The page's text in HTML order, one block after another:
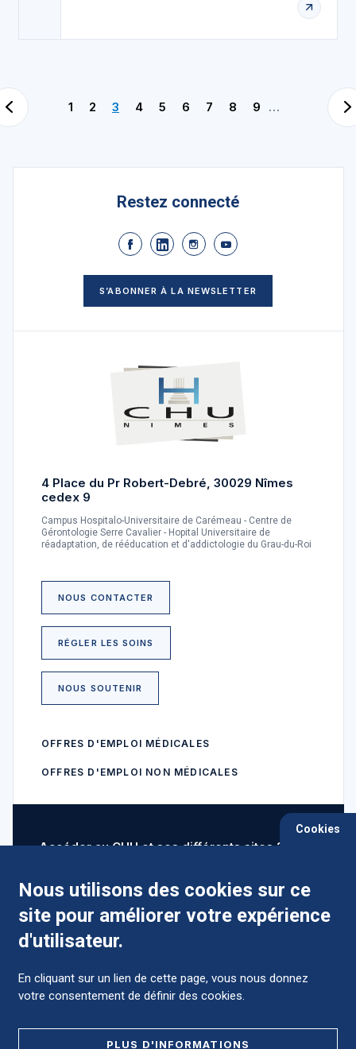
1 2 3 4 5 6 7 8 9 …
Restez connecté
S’ABONNER À LA NEWSLETTER
4 Place du Pr Robert-Debré, 30029 Nîmes
cedex 9
Campus Hospitalo-Universitaire de Carémeau - Centre de
Gérontologie Serre Cavalier - Hopital Universitaire de
réadaptation, de rééducation et d'addictologie du Grau-du-Roi
NOUS CONTACTER
RÉGLER LES SOINS
NOUS SOUTENIR
OFFRES D'EMPLOI MÉDICALES
OFFRES D'EMPLOI NON MÉDICALES
Accéder au CHU et ses différents sites ?
Comment préparer mon hospitalisation ?
Cookies
Nous utilisons des cookies sur ce
site pour améliorer votre expérience
d'utilisateur.
En cliquant sur un lien de cette page, vous nous donnez
votre consentement de définir des cookies.
PLUS D'INFORMATIONS